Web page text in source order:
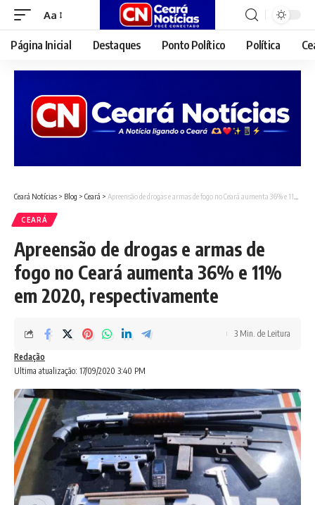
Font
Resizer
Aa
Página Inicial Destaques Ponto Político Política
Ceará Notícias > Blog > Ceará > Apreensão de drogas e armas de fogo no Ceará aumenta 36% e 11% em 2020, respectivamente
CEARÁ
Apreensão de drogas e armas de
fogo no Ceará aumenta 36% e 11%
em 2020, respectivamente
Ultima atualização: 17/09/2020 3:40 PM
Redação
3 Min. de Leitura